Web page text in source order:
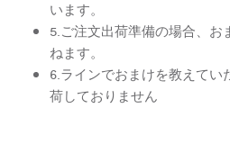
います。
5.ご注文出荷準備の場合、
ねます。
6.ラインでおまけを教えてい
荷しておりません